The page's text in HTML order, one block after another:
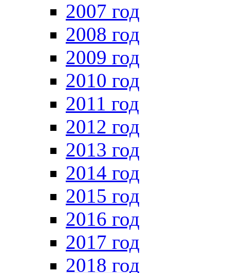
2007 год
2008 год
2009 год
2010 год
2011 год
2012 год
2013 год
2014 год
2015 год
2016 год
2017 год
2018 год